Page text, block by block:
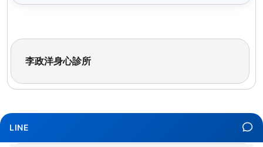
李政洋身心診所
LINE